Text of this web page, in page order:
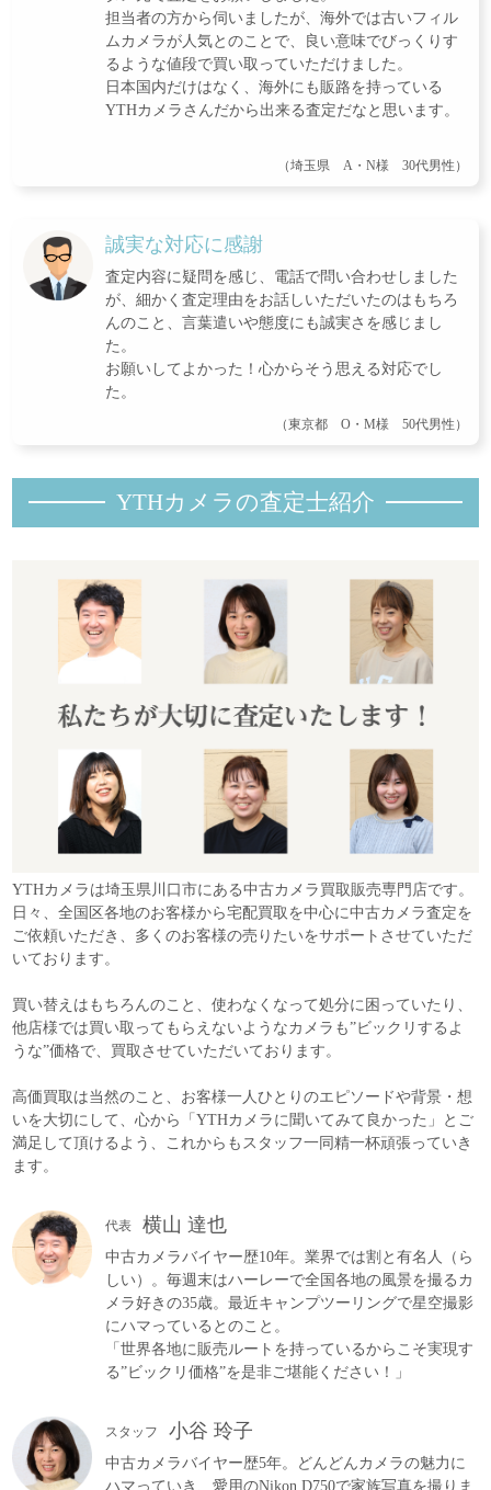
担当者の方から伺いましたが、海外では古いフィル
ムカメラが人気とのことで、良い意味でびっくりす
るような値段で買い取っていただけました。
日本国内だけはなく、海外にも販路を持っている
YTHカメラさんだから出来る査定だなと思います。
（埼玉県 A・N様 30代男性）
誠実な対応に感謝
査定内容に疑問を感じ、電話で問い合わせしました
が、細かく査定理由をお話しいただいたのはもちろ
んのこと、言葉遣いや態度にも誠実さを感じまし
た。
お願いしてよかった！心からそう思える対応でし
た。
（東京都 O・M様 50代男性）
YTHカメラの査定士紹介
YTHカメラは埼玉県川口市にある中古カメラ買取販売専門店です。
日々、全国区各地のお客様から宅配買取を中心に中古カメラ査定を
ご依頼いただき、多くのお客様の売りたいをサポートさせていただ
いております。
買い替えはもちろんのこと、使わなくなって処分に困っていたり、
他店様では買い取ってもらえないようなカメラも”ビックリするよ
うな”価格で、買取させていただいております。
高価買取は当然のこと、お客様一人ひとりのエピソードや背景・想
いを大切にして、心から「YTHカメラに聞いてみて良かった」とご
満足して頂けるよう、これからもスタッフ一同精一杯頑張っていき
ます。
代表 横山 達也
中古カメラバイヤー歴10年。業界では割と有名人（ら
しい）。毎週末はハーレーで全国各地の風景を撮るカ
メラ好きの35歳。最近キャンプツーリングで星空撮影
にハマっているとのこと。
「世界各地に販売ルートを持っているからこそ実現す
る”ビックリ価格”を是非ご堪能ください！」
スタッフ 小谷 玲子
中古カメラバイヤー歴5年。どんどんカメラの魅力に
ハマっていき、愛用のNikon D750で家族写真を撮りま